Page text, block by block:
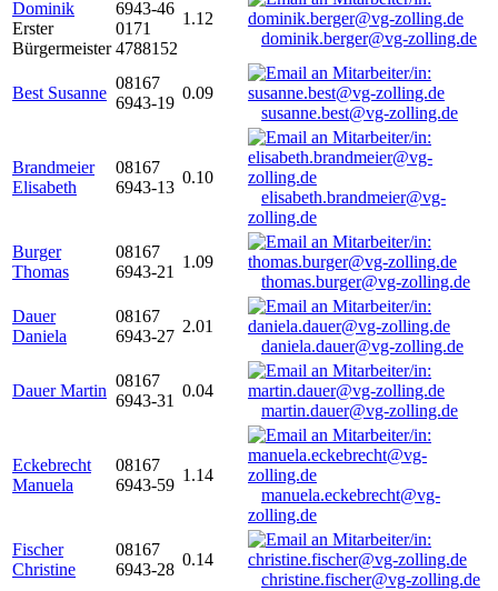
Dominik
Erster
Bürgermeister
6943-46
0171
4788152
1.12
dominik.berger@vg-zolling.de
Best Susanne
08167
6943-19
0.09
susanne.best@vg-zolling.de
Brandmeier
Elisabeth
08167
6943-13
0.10
elisabeth.brandmeier@vg-
zolling.de
Burger
Thomas
08167
6943-21
1.09
thomas.burger@vg-zolling.de
Dauer
Daniela
08167
6943-27
2.01
daniela.dauer@vg-zolling.de
Dauer Martin
08167
6943-31
0.04
martin.dauer@vg-zolling.de
Eckebrecht
Manuela
08167
6943-59
1.14
manuela.eckebrecht@vg-
zolling.de
Fischer
Christine
08167
6943-28
0.14
christine.fischer@vg-zolling.de